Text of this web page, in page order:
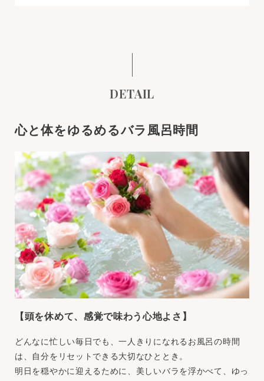
DETAIL
心と体をゆるめるバラ風呂時間
【頭を休めて、感覚で味わう心地よさ】
どんなに忙しい毎日でも、一人きりになれるお風呂の時間
は、自分をリセットできる大切なひととき。
明日を穏やかに迎えるために、美しいバラを浮かべて、ゆっ